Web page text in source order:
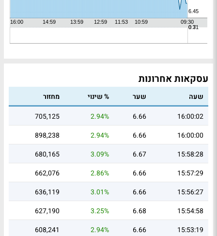
עסקאות אחרונות
שעה שער % שינוי
מחזור
16:00:02
6.66
2.94%
705,125
16:00:00
6.66
2.94%
898,238
15:58:28
6.67
3.09%
680,165
15:57:29
6.66
2.86%
662,076
15:56:27
6.66
3.01%
636,119
15:54:58
6.68
3.25%
627,190
15:53:19
6.66
2.94%
608,241